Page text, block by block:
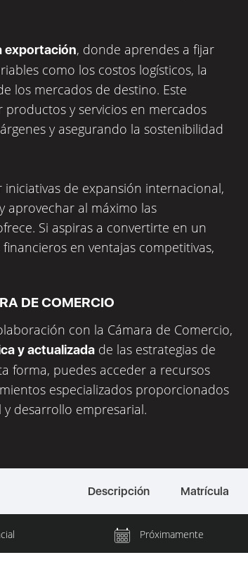
exportación, donde aprendes a fijar
como los costos logísticos, la
los mercados de destino. Este
y servicios en mercados
y asegurando la sostenibilidad
de expansión internacional,
aprovechar al máximo las
Si aspiras a convertirte en un
en ventajas competitivas,
DE COMERCIO
con la Cámara de Comercio,
y actualizada de las estrategias de
forma, puedes acceder a recursos
especializados proporcionados
desarrollo empresarial.
Descripción Matrícula
Próximamente